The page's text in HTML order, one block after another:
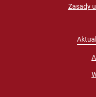
Zasady